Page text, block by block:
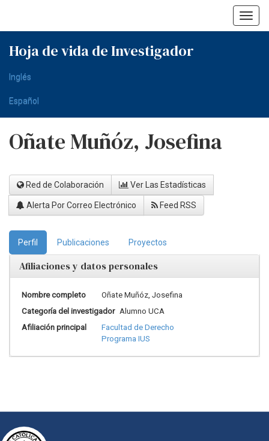
Hoja de vida de Investigador
Inglés
Español
Oñate Muñóz, Josefina
Red de Colaboración Ver Las Estadísticas
Alerta Por Correo Electrónico Feed RSS
Perfil Publicaciones Proyectos
Afiliaciones y datos personales
Nombre completo
Oñate Muñóz, Josefina
Categoría del investigador Alumno UCA
Afiliación principal
Facultad de Derecho
Programa IUS